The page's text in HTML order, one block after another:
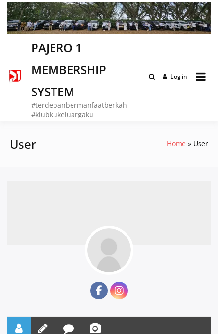
Skip
content
PAJERO 1
MEMBERSHIP
SYSTEM
#terdepanbermanfaatberkah
#klubkukeluargaku
Log in
User Home User